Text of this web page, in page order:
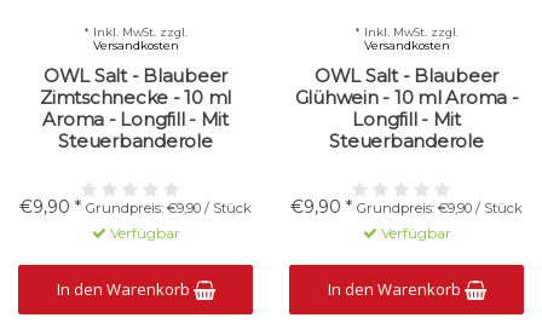
OWL Salt - Blaubeer
Zimtschnecke - 10 ml
Aroma - Longfill - Mit
Steuerbanderole
€9,90 * Grundpreis: €9,90 / Stück
* Inkl. MwSt. zzgl.
Versandkosten
Verfügbar
In den Warenkorb
OWL Salt - Blaubeer
Glühwein - 10 ml Aroma -
Longfill - Mit
Steuerbanderole
€9,90 * Grundpreis: €9,90 / Stück
* Inkl. MwSt. zzgl.
Versandkosten
Verfügbar
In den Warenkorb